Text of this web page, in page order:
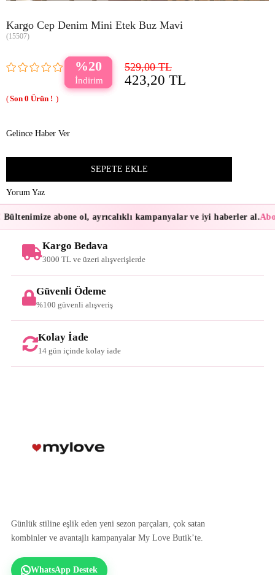
Kargo Cep Denim Mini Etek Buz Mavi
(15507)
20 529,00 TL
423,20 TL
0
Gelince Haber Ver
Yorum Yaz
abone ol, ayrıcalıklı kampanyalar ve iyi haberler al.
Kargo Bedava
3000 TL ve üzeri alışverişlerde
Güvenli Ödeme
%100 güvenli alışveriş
Kolay İade
14 gün içinde kolay iade
Günlük stiline eşlik eden yeni sezon parçaları, çok satan
kombinler ve avantajlı kampanyalar My Love Butik’te.
WhatsApp Destek